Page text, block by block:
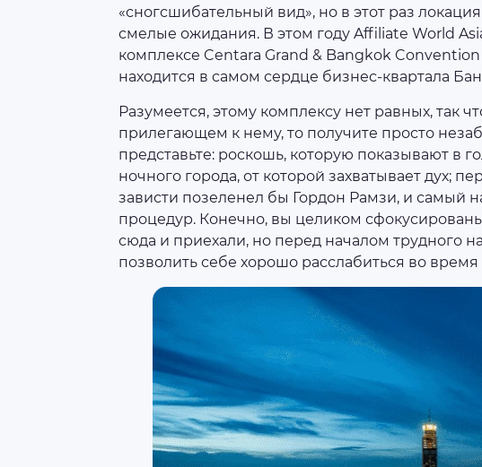
«сногсшибательный вид», но в этот раз
смелые ожидания. В этом году Affiliate World
комплексе Centara Grand & Bangkok
находится в самом сердце бизнес-квартала
Разумеется, этому комплексу нет равных, так
прилегающем к нему, то получите просто
представьте: роскошь, которую показывают в
ночного города, от которой захватывает дух;
зависти позеленел бы Гордон Рамзи, и самый
процедур. Конечно, вы целиком
сюда и приехали, но перед началом трудного
позволить себе хорошо расслабиться во время